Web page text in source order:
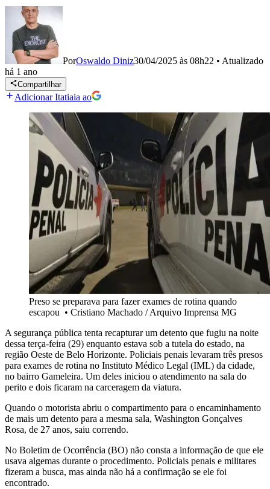
PorOswaldo Diniz30/04/2025 às 08h22 • Atualizado
há 1 ano
Compartilhar
Adicionar Itatiaia ao
Preso se preparava para fazer exames de rotina quando
escapou • Cristiano Machado / Arquivo Imprensa MG
A segurança pública tenta recapturar um detento que fugiu na noite
dessa terça-feira (29) enquanto estava sob a tutela do estado, na
região Oeste de Belo Horizonte. Policiais penais levaram três presos
para exames de rotina no Instituto Médico Legal (IML) da cidade,
no bairro Gameleira. Um deles iniciou o atendimento na sala do
perito e dois ficaram na carceragem da viatura.
Quando o motorista abriu o compartimento para o encaminhamento
de mais um detento para a mesma sala, Washington Gonçalves
Rosa, de 27 anos, saiu correndo.
No Boletim de Ocorrência (BO) não consta a informação de que ele
usava algemas durante o procedimento. Policiais penais e militares
fizeram a busca, mas ainda não há a confirmação se ele foi
encontrado.